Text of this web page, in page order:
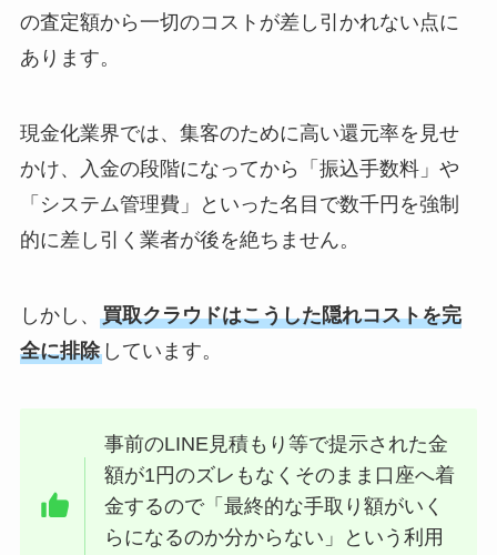
の査定額から一切のコストが差し引かれない点に
あります。
現金化業界では、集客のために高い還元率を見せ
かけ、入金の段階になってから「振込手数料」や
「システム管理費」といった名目で数千円を強制
的に差し引く業者が後を絶ちません。
しかし、 買取クラウドはこうした隠れコストを完
全に排除しています。
事前のLINE見積もり等で提示された金
額が1円のズレもなくそのまま口座へ着
金するので「最終的な手取り額がいく
らになるのか分からない」という利用